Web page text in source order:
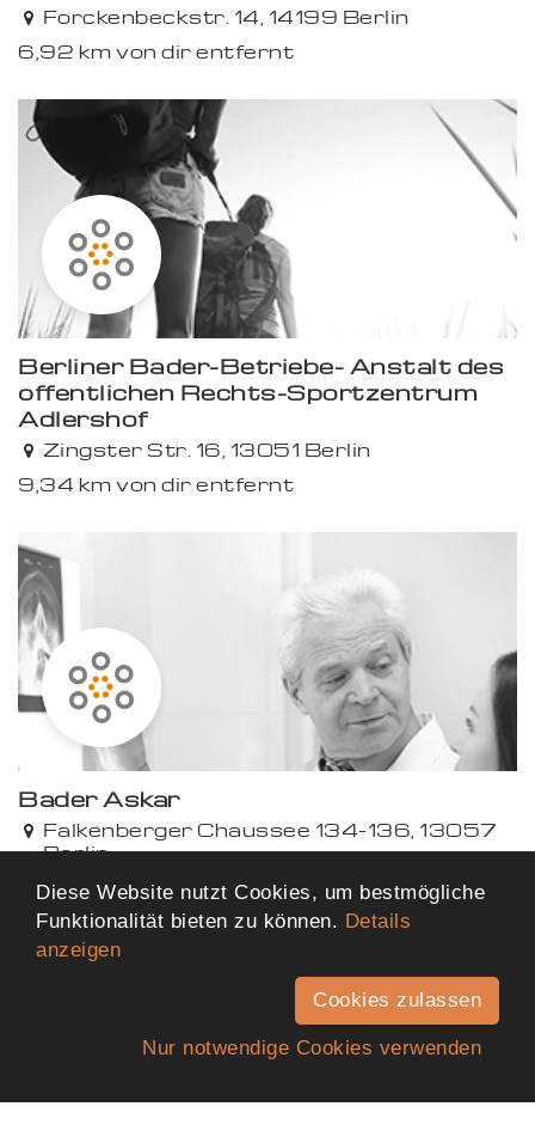
Forckenbeckstr. 14, 14199 Berlin
6,92 km von dir entfernt
Berliner Bäder-Betriebe- Anstalt des
öffentlichen Rechts-Sportzentrum
Adlershof
Zingster Str. 16, 13051 Berlin
9,34 km von dir entfernt
Bader Askar
Falkenberger Chaussee 134-136, 13057
Berlin
11,03 km von dir entfernt
Diese Website nutzt Cookies, um bestmögliche
Funktionalität bieten zu können. Details
anzeigen
Cookies zulassen
Nur notwendige Cookies verwenden